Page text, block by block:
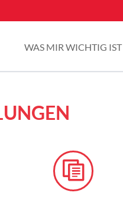
WAS MIR WICHTIG IST